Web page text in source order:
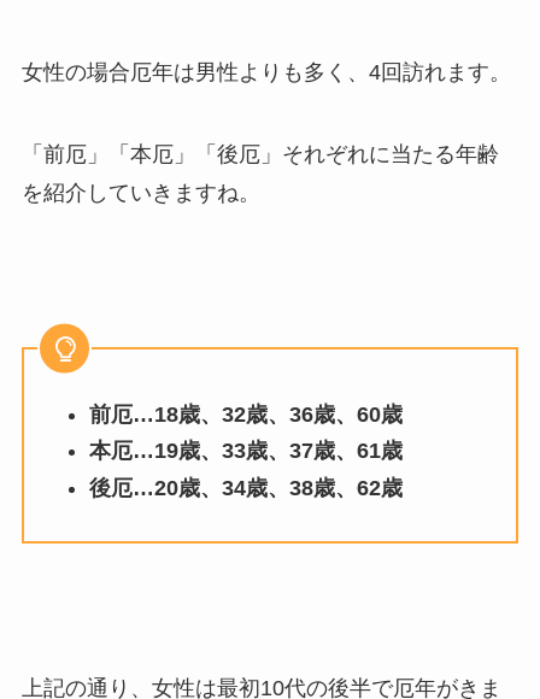
女性の場合厄年は男性よりも多く、 4回訪れます。
「前厄」「本厄」「後厄」それぞれに当たる年齢
を紹介していきますね。
前厄…18歳、32歳、36歳、60歳
本厄…19歳、33歳、37歳、61歳
後厄…20歳、34歳、38歳、62歳
上記の通り、女性は最初10代の後半で厄年がきま